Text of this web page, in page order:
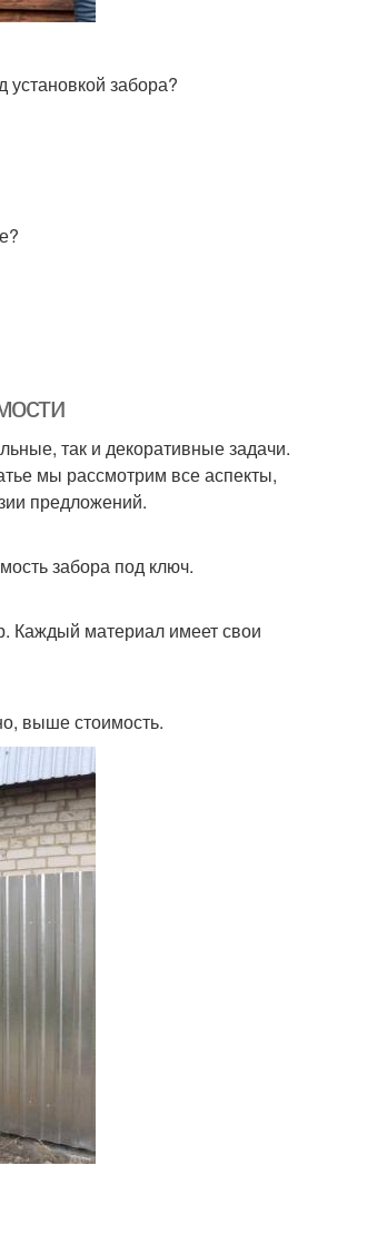
забора?
так и декоративные задачи.
мы рассмотрим все аспекты,
предложений.
забора под ключ.
Каждый материал имеет свои
выше стоимость.